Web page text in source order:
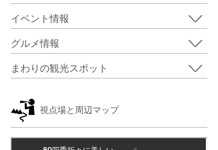
アイテム
パンフレット
壁紙
景観重要樹木
お問い合わせ 当サイトについて
言語
イベント情報
グルメ情報
まわりの観光スポット
視点場と周辺マップ